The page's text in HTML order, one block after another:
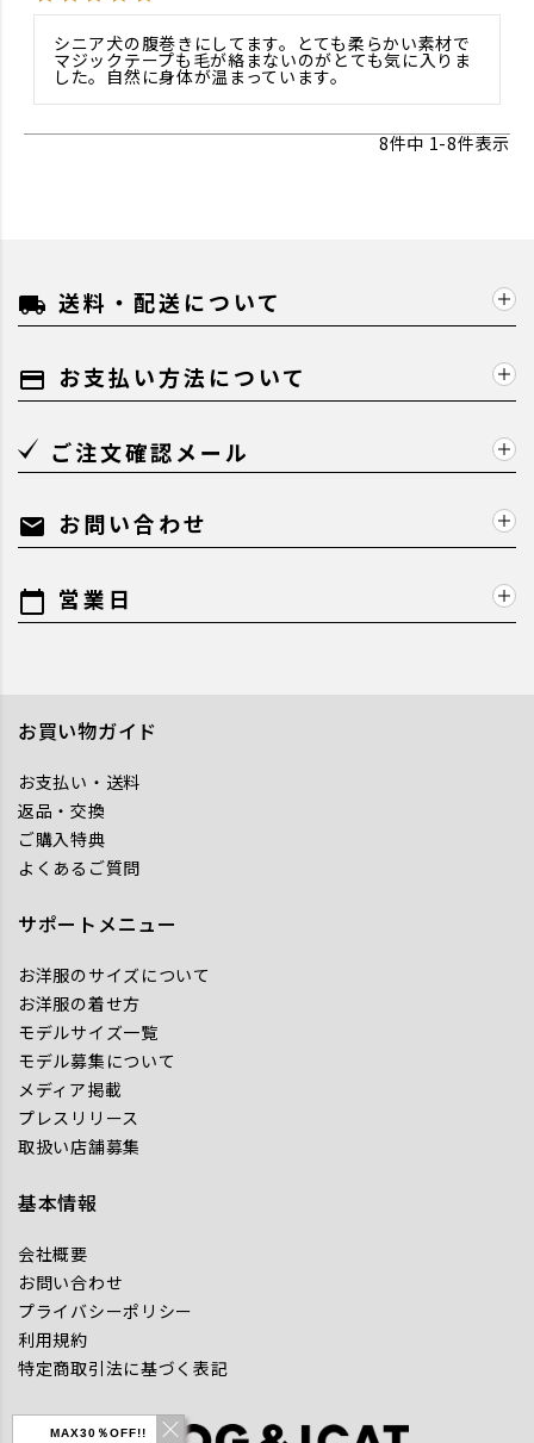
MAX30％OFF!!
シニア犬の腹巻きにしてます。とても柔らかい素材で
マジックテープも毛が絡まないのがとても気に入りま
した。自然に身体が温まっています。
8件中 1-8件表示
local_shipping 送料・配送について
payment お支払い方法について
ご注文確認メール
mail お問い合わせ
calendar_today 営業日
お買い物ガイド
お支払い・送料
返品・交換
ご購入特典
よくあるご質問
サポートメニュー
お洋服のサイズについて
お洋服の着せ方
モデルサイズ一覧
モデル募集について
メディア掲載
プレスリリース
取扱い店舗募集
基本情報
会社概要
お問い合わせ
プライバシーポリシー
利用規約
特定商取引法に基づく表記